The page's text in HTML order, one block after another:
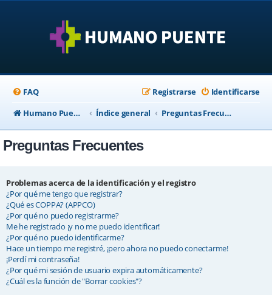
FAQ Identificarse
Registrarse
Humano Puente Empresas
Índice general Preguntas Frecuentes
Preguntas Frecuentes
Problemas acerca de la identificación y el registro
¿Por qué me tengo que registrar?
¿Qué es COPPA? (APPCO)
¿Por qué no puedo registrarme?
Me he registrado ¡y no me puedo identificar!
¿Por qué no puedo identificarme?
Hace un tiempo me registré, ¡pero ahora no puedo conectarme!
¡Perdí mi contraseña!
¿Por qué mi sesión de usuario expira automáticamente?
¿Cuál es la función de "Borrar cookies"?